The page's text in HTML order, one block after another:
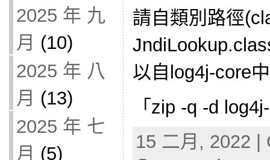
2025 年 九
月 (10)
2025 年 八
月 (13)
2025 年 七
月 (5)
請自類別路徑
以自log4j-core
「zip -q -d
15 二月, 2022